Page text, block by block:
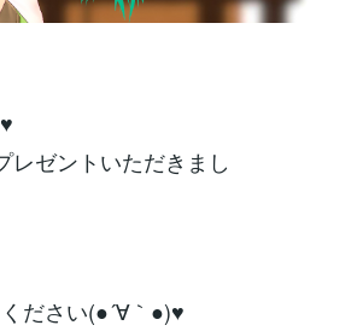
レゼントいただきまし
ださい(●´∀｀●)♥